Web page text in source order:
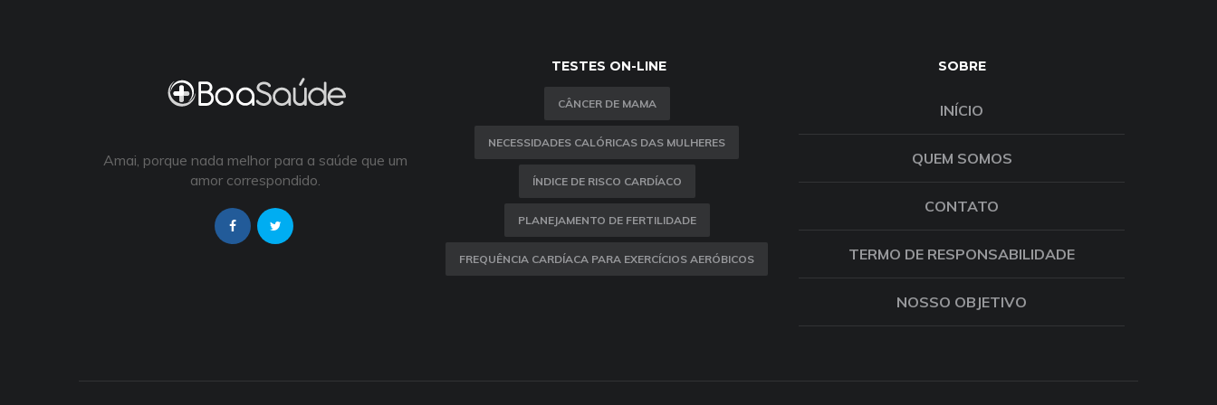
Amai, porque nada melhor para a saúde que um
amor correspondido.
TESTES ON-LINE
CÂNCER DE MAMA
NECESSIDADES CALÓRICAS DAS MULHERES
ÍNDICE DE RISCO CARDÍACO
PLANEJAMENTO DE FERTILIDADE
FREQUÊNCIA CARDÍACA PARA EXERCÍCIOS AERÓBICOS
SOBRE
INÍCIO
QUEM SOMOS
CONTATO
TERMO DE RESPONSABILIDADE
NOSSO OBJETIVO